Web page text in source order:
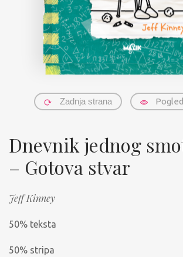
Zadnja strana
Dnevnik jednog
– Gotova stvar
Jeff Kinney
50% teksta
50% stripa